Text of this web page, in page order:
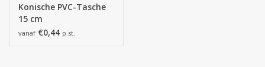
Konische PVC-Tasche
15 cm
vanaf €0,44 p.st.